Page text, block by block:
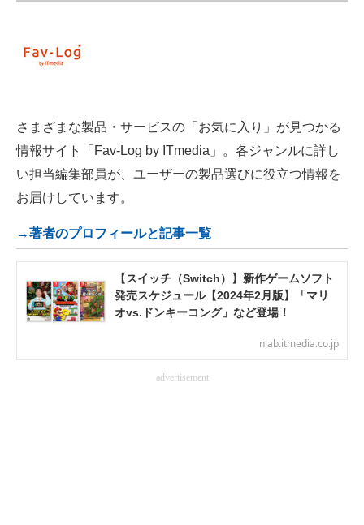
さまざまな製品・サービスの「お気に入り」が見つかる
情報サイト「Fav-Log by ITmedia」。各ジャンルに詳し
い担当編集部員が、ユーザーの製品選びに役立つ情報を
お届けしています。
→著者のプロフィールと記事一覧
【スイッチ（Switch）】新作ゲームソフト
発売スケジュール【2024年2月版】「マリ
オvs.ドンキーコング」など登場！
nlab.itmedia.co.jp
advertisement